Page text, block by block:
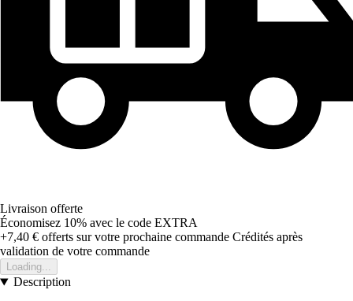
Livraison offerte
Économisez 10% avec le code EXTRA
+7,40 € offerts sur votre prochaine commande Crédités après
validation de votre commande
Loading...
Description